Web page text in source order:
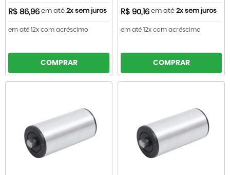
R$ 86,96 em até 2x sem juros
em até 12x com acréscimo
COMPRAR
R$ 90,16 em até 2x sem juros
em até 12x com acréscimo
COMPRAR